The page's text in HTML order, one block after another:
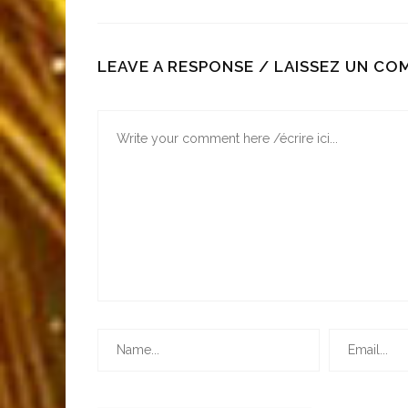
LEAVE A RESPONSE / LAISSEZ UN